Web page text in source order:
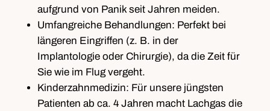
aufgrund von Panik seit Jahren meiden.
Umfangreiche Behandlungen: Perfekt bei
längeren Eingriffen (z. B. in der
Implantologie oder Chirurgie), da die Zeit für
Sie wie im Flug vergeht.
Kinderzahnmedizin: Für unsere jüngsten
Patienten ab ca. 4 Jahren macht Lachgas die